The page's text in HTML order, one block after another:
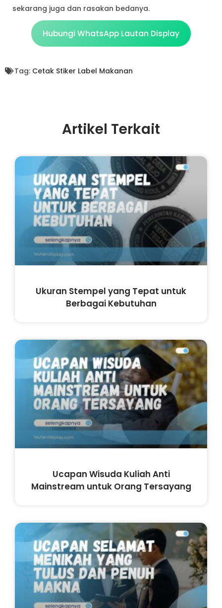
sekarang juga dan rasakan bedanya.
Hubungi WhatsApp Lautan Display
Tag: Cetak Stiker Label Makanan
Artikel Terkait
Ukuran Stempel yang Tepat untuk
Berbagai Kebutuhan
Ucapan Wisuda Kuliah Anti
Mainstream untuk Orang Tersayang